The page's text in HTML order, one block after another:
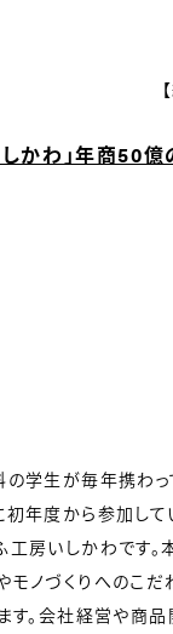
かわ」年商50億
の学生が毎年携わ
初年度から参加し
房いしかわです。
ノづくりへのこだ
す。会社経営や商